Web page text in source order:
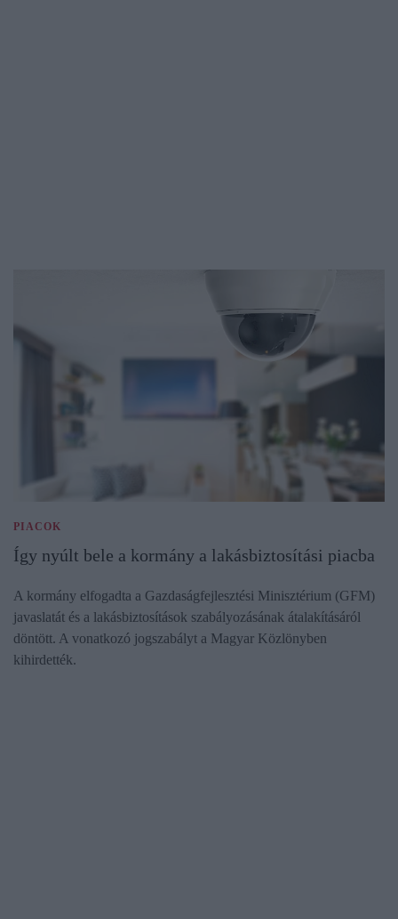
PIACOK
Így nyúlt bele a kormány a lakásbiztosítási piacba
A kormány elfogadta a Gazdaságfejlesztési Minisztérium (GFM)
javaslatát és a lakásbiztosítások szabályozásának átalakításáról
döntött. A vonatkozó jogszabályt a Magyar Közlönyben
kihirdették.